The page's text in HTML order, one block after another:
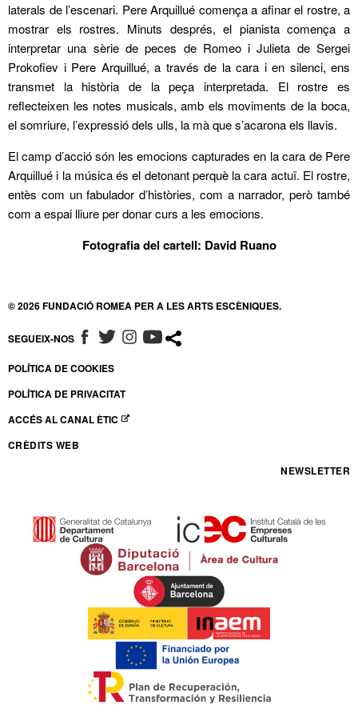
laterals de l’escenari. Pere Arquillué comença a afinar el rostre, a
mostrar els rostres. Minuts després, el pianista comença a
interpretar una sèrie de peces de Romeo i Julieta de Sergei
Prokofiev i Pere Arquillué, a través de la cara i en silenci, ens
transmet la història de la peça interpretada. El rostre es
reflecteixen les notes musicals, amb els moviments de la boca,
el somriure, l’expressió dels ulls, la mà que s’acarona els llavis.
El camp d’acció són les emocions capturades en la cara de Pere
Arquillué i la música és el detonant perquè la cara actuï. El rostre,
entès com un fabulador d’històries, com a narrador, però també
com a espai lliure per donar curs a les emocions.
Fotografia del cartell: David Ruano
© 2026 FUNDACIÓ ROMEA PER A LES ARTS ESCÈNIQUES.
SEGUEIX-NOS ABRE EN NUEVA VENTANA
ABRE EN NUEVA VENTANA
ABRE EN NUEVA VENTANA
ABRE EN NUEVA VENTANA
POLÍTICA DE COOKIES
POLÍTICA DE PRIVACITAT
ACCÉS AL CANAL ÈTIC
ABRE EN NUEVA VENTANA
CRÈDITS WEB
NEWSLETTER